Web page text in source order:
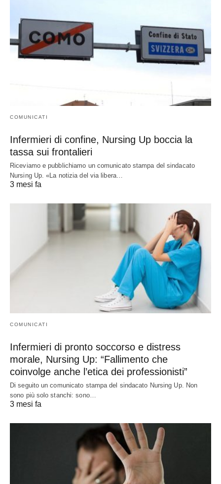
COMUNICATI
Infermieri di confine, Nursing Up boccia la
tassa sui frontalieri
Riceviamo e pubblichiamo un comunicato stampa del sindacato
Nursing Up. «La notizia del via libera…
3 mesi fa
COMUNICATI
Infermieri di pronto soccorso e distress
morale, Nursing Up: “Fallimento che
coinvolge anche l’etica dei professionisti”
Di seguito un comunicato stampa del sindacato Nursing Up. Non
sono più solo stanchi: sono…
3 mesi fa